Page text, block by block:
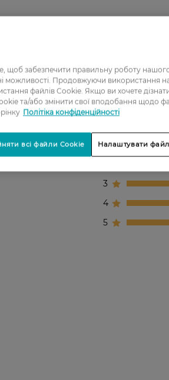
розроблена для пристроїв з
для бездротової блютуз
1
3
4
5
щоб забезпечити правильну роботу
можливості. Продовжуючи використання
файлів Cookie. Якщо ви хочете
та/або змінити свої вподобання щодо
Політіка конфіденційності
Налаштувати
всі файли Cookie